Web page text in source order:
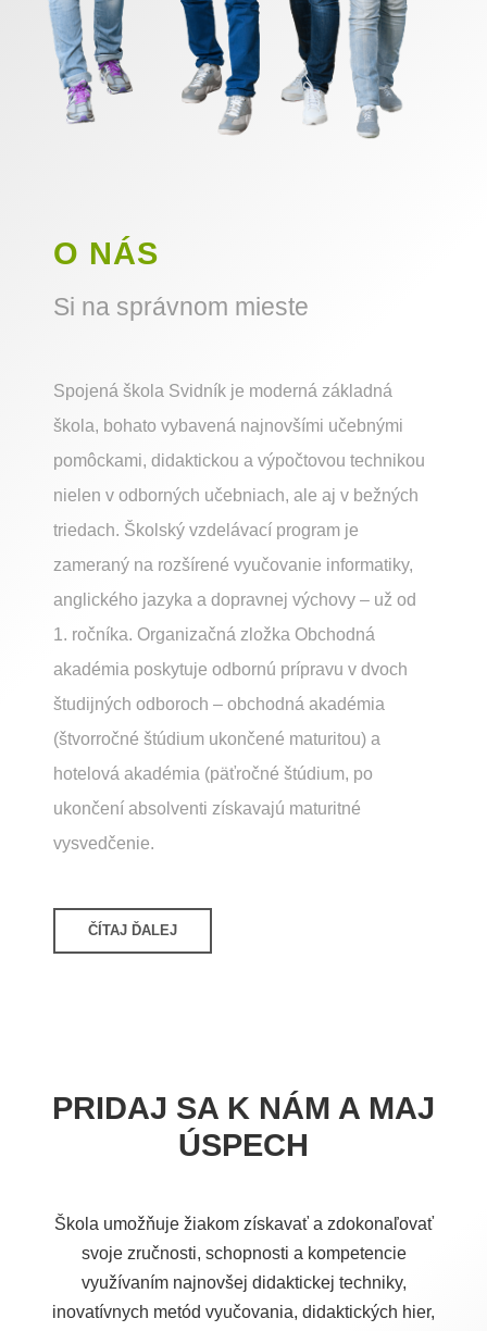
O NÁS
Si na správnom mieste
Spojená škola Svidník je moderná základná
škola, bohato vybavená najnovšími učebnými
pomôckami, didaktickou a výpočtovou technikou
nielen v odborných učebniach, ale aj v bežných
triedach. Školský vzdelávací program je
zameraný na rozšírené vyučovanie informatiky,
anglického jazyka a dopravnej výchovy – už od
1. ročníka. Organizačná zložka Obchodná
akadémia poskytuje odbornú prípravu v dvoch
študijných odboroch – obchodná akadémia
(štvorročné štúdium ukončené maturitou) a
hotelová akadémia (päťročné štúdium, po
ukončení absolventi získavajú maturitné
vysvedčenie.
ČÍTAJ ĎALEJ
PRIDAJ SA K NÁM A MAJ
ÚSPECH
Škola umožňuje žiakom získavať a zdokonaľovať
svoje zručnosti, schopnosti a kompetencie
využívaním najnovšej didaktickej techniky,
inovatívnych metód vyučovania, didaktických hier,